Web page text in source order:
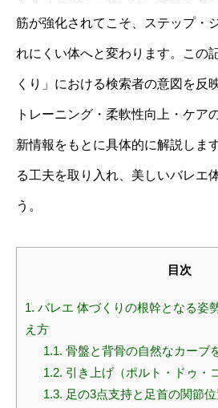
筋が強化されてこそ、ステップ・
れにくい体へと変わります。この
くり」における検索者の意図を反
トレーニング・柔軟性向上・ケア
新情報をもとに具体的に解説しま
る工夫を取り入れ、美しいバレエ
う。
目次
1. バレエ 体づくりの根幹となる姿
え方
1.1. 骨盤と背骨の自然なカーブ
1.2. 引き上げ（ポルト・ドゥ・
1.3. 足の3点支持と足首の関節